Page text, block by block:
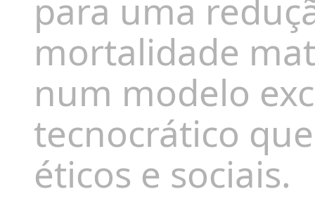
mortalidade
num modelo
tecnocrático
éticos e sociais.